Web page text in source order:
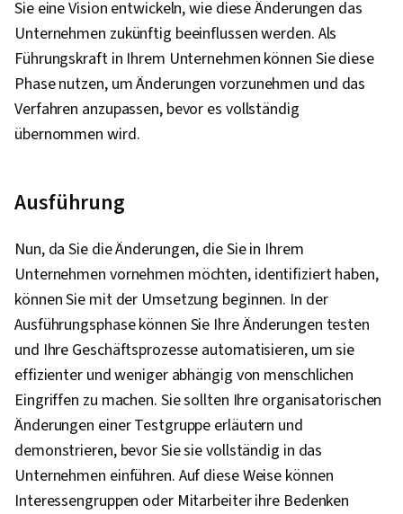
Sie eine Vision entwickeln, wie diese Änderungen das
Unternehmen zukünftig beeinflussen werden. Als
Führungskraft in Ihrem Unternehmen können Sie diese
Phase nutzen, um Änderungen vorzunehmen und das
Verfahren anzupassen, bevor es vollständig
übernommen wird.
Ausführung
Nun, da Sie die Änderungen, die Sie in Ihrem
Unternehmen vornehmen möchten, identifiziert haben,
können Sie mit der Umsetzung beginnen. In der
Ausführungsphase können Sie Ihre Änderungen testen
und Ihre Geschäftsprozesse automatisieren, um sie
effizienter und weniger abhängig von menschlichen
Eingriffen zu machen. Sie sollten Ihre organisatorischen
Änderungen einer Testgruppe erläutern und
demonstrieren, bevor Sie sie vollständig in das
Unternehmen einführen. Auf diese Weise können
Interessengruppen oder Mitarbeiter ihre Bedenken